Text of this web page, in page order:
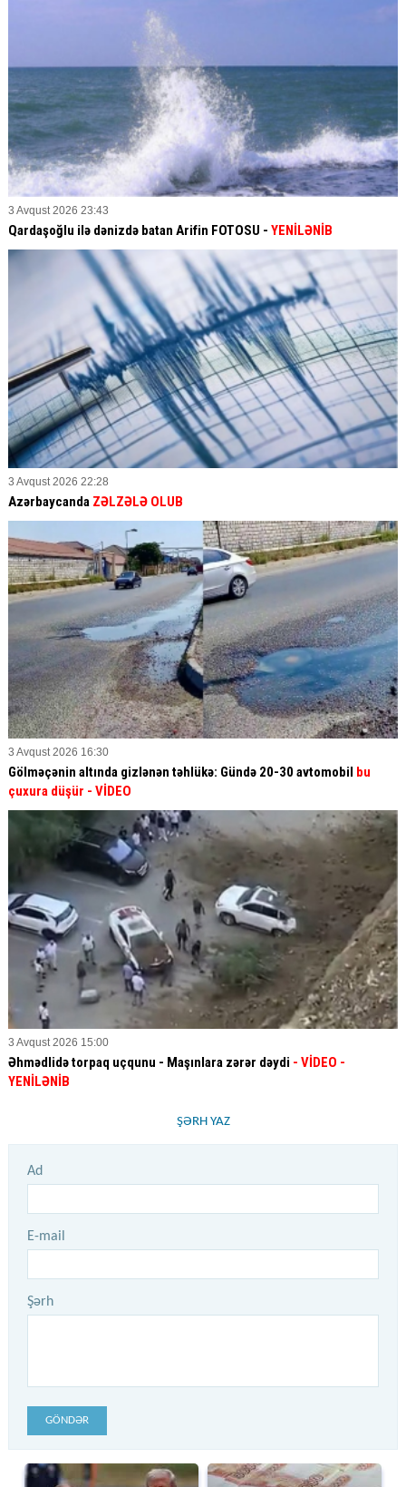
3 Avqust 2026 23:43
Qardaşoğlu ilə dənizdə batan Arifin FOTOSU - YENİLƏNİB
3 Avqust 2026 22:28
Azərbaycanda ZƏLZƏLƏ OLUB
3 Avqust 2026 16:30
Gölməçənin altında gizlənən təhlükə: Gündə 20-30 avtomobil bu
çuxura düşür - VİDEO
3 Avqust 2026 15:00
Əhmədlidə torpaq uçqunu - Maşınlara zərər dəydi - VİDEO -
YENİLƏNİB
ŞƏRH YAZ
Ad
E-mail
Şərh
GÖNDƏR